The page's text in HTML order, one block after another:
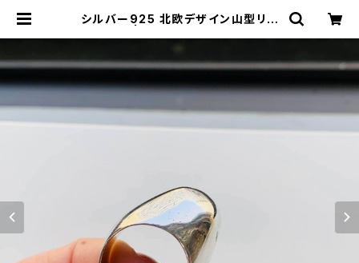
シルバー925 北欧デザイン山型リン
age